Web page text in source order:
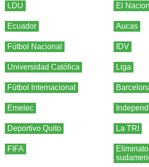
LDU El
Ecuador Aucas
Fútbol Nacional IDV
Universidad Católica Liga
Fútbol Internacional
Emelec
Deportivo Quito La TRI
FIFA